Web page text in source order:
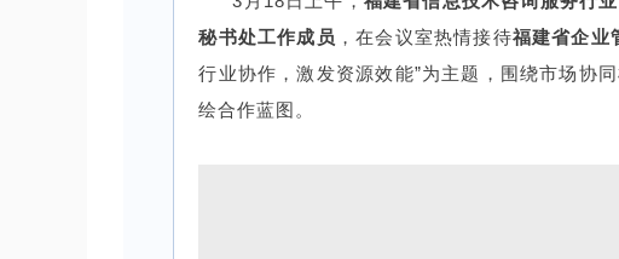
秘书处工作成员 ，在会议室热情接待福建省企业
行业协作，激发资源效能”为主题，围绕市场协
绘合作蓝图。